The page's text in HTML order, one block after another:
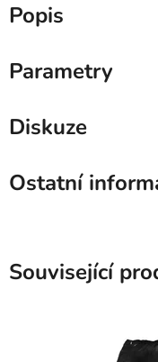
Popis
Parametry
Diskuze
Ostatní
Související